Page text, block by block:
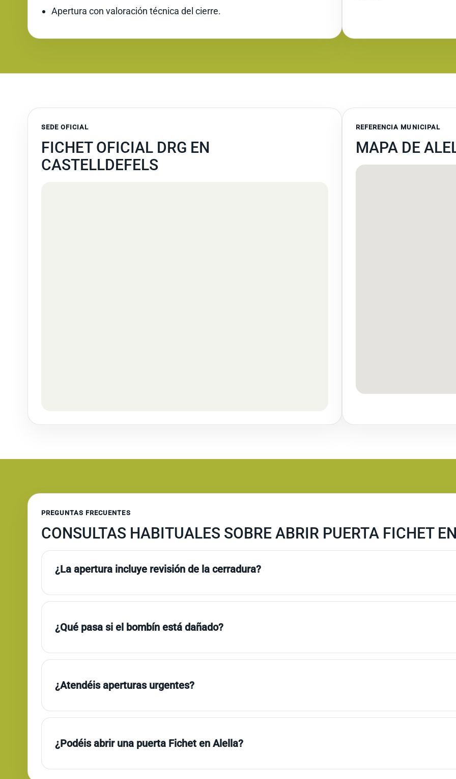
Apertura con valoración técnica del cierre.
SEDE OFICIAL
FICHET OFICIAL DRG EN
CASTELLDEFELS
REFERENCIA MUNICIPAL
MAPA DE
PREGUNTAS FRECUENTES
CONSULTAS HABITUALES SOBRE ABRIR PUERTA FICHET
¿La apertura incluye revisión de la cerradura?
¿Qué pasa si el bombín está dañado?
¿Atendéis aperturas urgentes?
¿Podéis abrir una puerta Fichet en Alella?